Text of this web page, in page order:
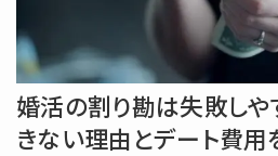
婚活の割り勘は失敗しや
きない理由とデート費用
未分類(16)
男性向け(3)